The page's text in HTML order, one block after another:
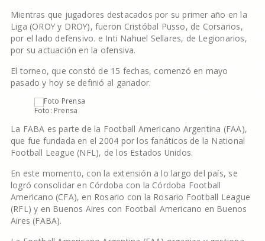
Mientras que jugadores destacados por su primer año en la
Liga (OROY y DROY), fueron Cristóbal Pusso, de Corsarios,
por el lado defensivo. e Inti Nahuel Sellares, de Legionarios,
por su actuación en la ofensiva.
El torneo, que constó de 15 fechas, comenzó en mayo
pasado y hoy se definió al ganador.
Foto: Prensa
La FABA es parte de la Football Americano Argentina (FAA),
que fue fundada en el 2004 por los fanáticos de la National
Football League (NFL), de los Estados Unidos.
En este momento, con la extensión a lo largo del país, se
logró consolidar en Córdoba con la Córdoba Football
Americano (CFA), en Rosario con la Rosario Football League
(RFL) y en Buenos Aires con Football Americano en Buenos
Aires (FABA).